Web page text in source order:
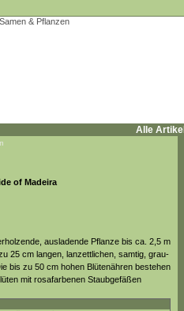
Alle Artikel
of Madeira
ausladende Pflanze bis ca. 2,5 m
25 cm langen, lanzettlichen, samtig, grau-
bis zu 50 cm hohen Blütenähren bestehen
mit rosafarbenen Staubgefäßen